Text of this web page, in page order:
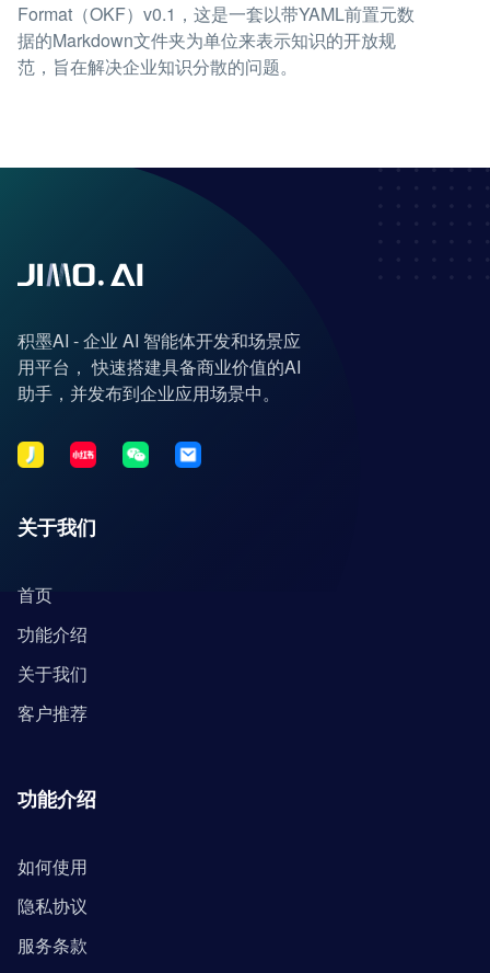
Format（OKF）v0.1，这是一套以带YAML前置元数
据的Markdown文件夹为单位来表示知识的开放规
范，旨在解决企业知识分散的问题。
积墨AI - 企业 AI 智能体开发和场景应
用平台， 快速搭建具备商业价值的AI
助手，并发布到企业应用场景中。
关于我们
首页
功能介绍
关于我们
客户推荐
功能介绍
如何使用
隐私协议
服务条款